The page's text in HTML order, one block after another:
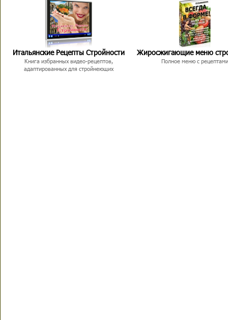
Итальянские Рецепты Стройности
Книга избранных видео-рецептов,
адаптированных для стройнеющих
Жиросжигающие меню
Полное меню с рецептами